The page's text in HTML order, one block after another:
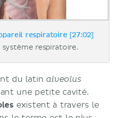
respiratoire [27:02]
système respiratoire.
du latinalveolus
une petite cavité.
existent à travers le